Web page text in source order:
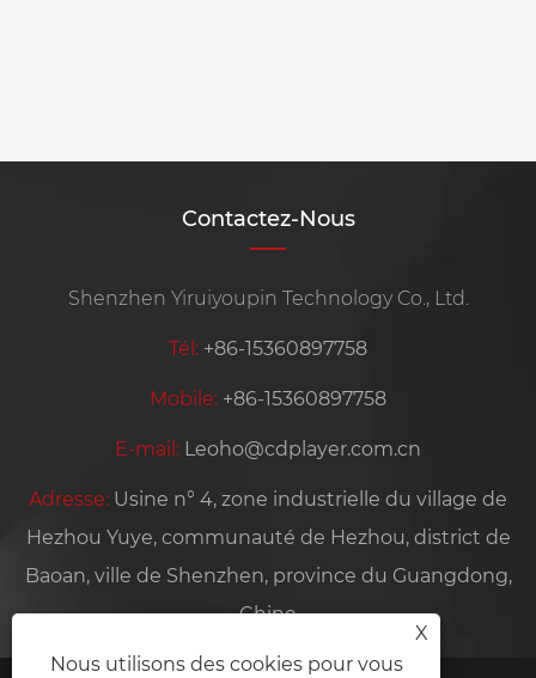
Contactez-Nous
Shenzhen Yiruiyoupin Technology Co., Ltd.
Tél: +86-15360897758
Mobile: +86-15360897758
E-mail: Leoho@cdplayer.com.cn
Adresse: Usine n° 4, zone industrielle du village de
Hezhou Yuye, communauté de Hezhou, district de
Baoan, ville de Shenzhen, province du Guangdong,
Chine
X
Nous utilisons des cookies pour vous